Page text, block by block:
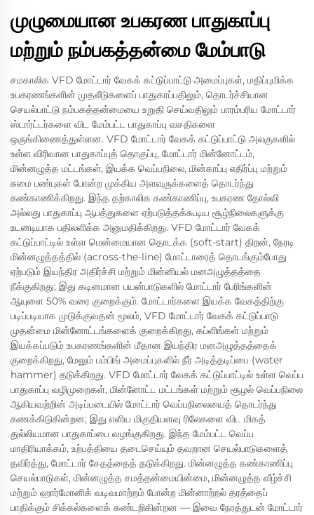
முழுமையான உபகரண பாதுகாப்பு
மற்றும் நம்பகத்தன்மை மேம்பாடு
சமகாலிக VFD மோட்டார் வேகக் கட்டுப்பாட்டு அமைப்புகள், மதிப்புமிக்க
உபகரணங்களின் முதலீடுகளைப் பாதுகாப்பதிலும், தொடர்ச்சியான
செயல்பாட்டு நம்பகத்தன்மையை உறுதி செய்வதிலும் பாரம்பரிய மோட்டார்
ஸ்டார்ட்டர்களை விட மேம்பட்ட பாதுகாப்பு வசதிகளை
ஒருங்கிணைத்துள்ளன. VFD மோட்டார் வேகக் கட்டுப்பாட்டு அலகுகளில்
உள்ள விரிவான பாதுகாப்புத் தொகுப்பு, மோட்டார் மின்னோட்டம்,
மின்னழுத்த மட்டங்கள், இயக்க வெப்பநிலை, மின்காப்பு எதிர்ப்பு மற்றும்
சுமை பண்புகள் போன்ற முக்கிய அளவுருக்களைத் தொடர்ந்து
கண்காணிக்கிறது. இந்த தற்காலிக கண்காணிப்பு, உபகரண தோல்வி
அல்லது பாதுகாப்பு ஆபத்துகளை ஏற்படுத்தக்கூடிய சூழ்நிலைகளுக்கு
உடனடியாக பதிலளிக்க அனுமதிக்கிறது. VFD மோட்டார் வேகக்
கட்டுப்பாட்டில் உள்ள மென்மையான தொடக்க (soft-start) திறன், நேரடி
மின்னழுத்தத்தில் (across-the-line) மோட்டாரைத் தொடங்கும்போது
ஏற்படும் இயந்திர அதிர்ச்சி மற்றும் மின்னியல் மனஅழுத்தத்தை
நீக்குகிறது; இது கடினமான பயன்பாடுகளில் மோட்டார் பேரிங்களின்
ஆயுளை 50% வரை குறைக்கும். மோட்டார்களை இயக்க வேகத்திற்கு
படிப்படியாக முடுக்குவதன் மூலம், VFD மோட்டார் வேகக் கட்டுப்பாடு
முதன்மை மின்னோட்டங்களைக் குறைக்கிறது, கப்ளிங்கள் மற்றும்
இயக்கப்படும் உபகரணங்களின் மீதான இயந்திர மனஅழுத்தத்தைக்
குறைக்கிறது, மேலும் பம்பிங் அமைப்புகளில் நீர் அடித்தடிப்பை (water
hammer) தடுக்கிறது. VFD மோட்டார் வேகக் கட்டுப்பாட்டில் உள்ள வெப்ப
பாதுகாப்பு வழிமுறைகள், மின்னோட்ட மட்டங்கள் மற்றும் சூழல் வெப்பநிலை
ஆகியவற்றின் அடிப்படையில் மோட்டார் வெப்பநிலையைத் தொடர்ந்து
கணக்கிடுகின்றன; இது எளிய மிகுதியளவு ரிலேகளை விட மிகத்
துல்லியமான பாதுகாப்பை வழங்குகிறது. இந்த மேம்பட்ட வெப்ப
மாதிரியாக்கம், உற்பத்தியை தடைசெய்யும் தவறான செயல்பாடுகளைத்
தவிர்த்து, மோட்டார் சேதத்தைத் தடுக்கிறது. மின்னழுத்த கண்காணிப்பு
செயல்பாடுகள், மின்னழுத்த சமத்தன்மையின்மை, மின்னழுத்த வீழ்ச்சி
மற்றும் ஹார்மோனிக் வடிவமாற்றம் போன்ற மின்னாற்றல் தரத்தைப்
பாதிக்கும் சிக்கல்களைக் கண்டறிகின்றன — இவை நேரத்துடன் மோட்டார்